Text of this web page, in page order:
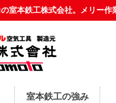
室本鉄工株式会社。メリー
室本鉄工の強み